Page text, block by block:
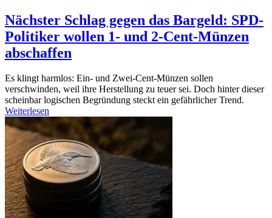
Nächster Schlag gegen das Bargeld: SPD-
Politiker wollen 1- und 2-Cent-Münzen
abschaffen
Es klingt harmlos: Ein- und Zwei-Cent-Münzen sollen
verschwinden, weil ihre Herstellung zu teuer sei. Doch hinter dieser
scheinbar logischen Begründung steckt ein gefährlicher Trend.
Weiterlesen